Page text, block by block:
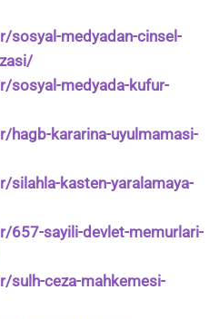
sosyal-medyadan-cinsel-
sosyal-medyada-kufur-
hagb-kararina-uyulmamasi-
kasten-yaralamaya-
657-sayili-devlet-memurlari-
sulh-ceza-mahkemesi-